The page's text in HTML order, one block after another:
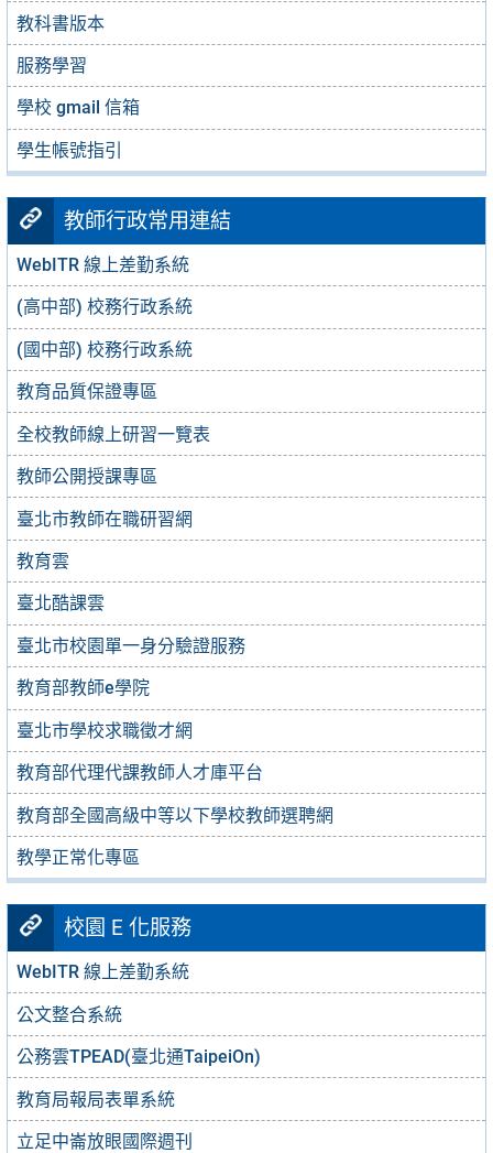
教科書版本
服務學習
學校 gmail 信箱
學生帳號指引
教師行政常用連結
WebITR 線上差勤系統
(高中部) 校務行政系統
(國中部) 校務行政系統
教育品質保證專區
全校教師線上研習一覽表
教師公開授課專區
臺北市教師在職研習網
教育雲
臺北酷課雲
臺北市校園單一身分驗證服務
教育部教師e學院
臺北市學校求職徵才網
教育部代理代課教師人才庫平台
教育部全國高級中等以下學校教師選聘網
教學正常化專區
校園 E 化服務
WebITR 線上差勤系統
公文整合系統
公務雲TPEAD(臺北通TaipeiOn)
教育局報局表單系統
立足中崙放眼國際週刊